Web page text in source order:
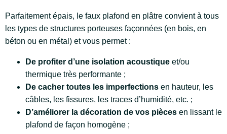
Parfaitement épais, le faux plafond en plâtre convient à tous
les types de structures porteuses façonnées (en bois, en
béton ou en métal) et vous permet :
De profiter d’une isolation acoustique et/ou
thermique très performante ;
De cacher toutes les imperfections en hauteur, les
câbles, les fissures, les traces d’humidité, etc. ;
D’améliorer la décoration de vos pièces en lissant le
plafond de façon homogène ;